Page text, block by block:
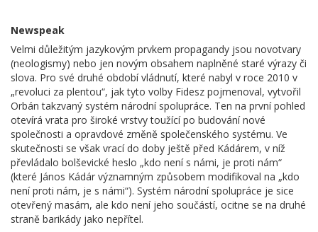
Newspeak
Velmi důležitým jazykovým prvkem propagandy jsou novotvary
(neologismy) nebo jen novým obsahem naplněné staré výrazy či
slova. Pro své druhé období vládnutí, které nabyl v roce 2010 v
„revoluci za plentou“, jak tyto volby Fidesz pojmenoval, vytvořil
Orbán takzvaný systém národní spolupráce. Ten na první pohled
otevírá vrata pro široké vrstvy toužící po budování nové
společnosti a opravdové změně společenského systému. Ve
skutečnosti se však vrací do doby ještě před Kádárem, v níž
převládalo bolševické heslo „kdo není s námi, je proti nám“
(které János Kádár významným způsobem modifikoval na „kdo
není proti nám, je s námi“). Systém národní spolupráce je sice
otevřený masám, ale kdo není jeho součástí, ocitne se na druhé
straně barikády jako nepřítel.